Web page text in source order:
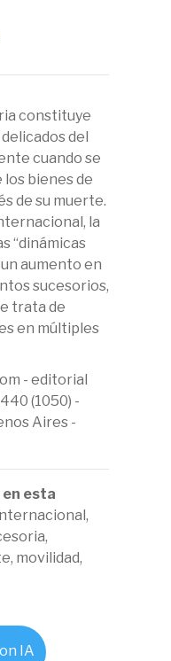
constituye
del
cuando se
los bienes de
de su muerte.
la
“dinámicas
aumento en
sucesorios,
trata de
en múltiples
- editorial
(1050) -
Aires -
esta
movilidad,
IA